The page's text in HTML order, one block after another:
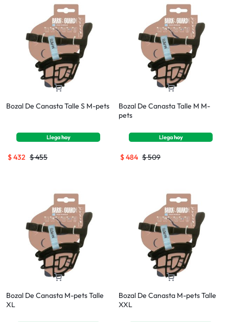
Bozal De Canasta Talle S M-pets
Llegahoy
$455
$432
Bozal De Canasta Talle M M-
pets
Llegahoy
$509
$484
Bozal De Canasta M-pets Talle
XL
Bozal De Canasta M-pets Talle
XXL